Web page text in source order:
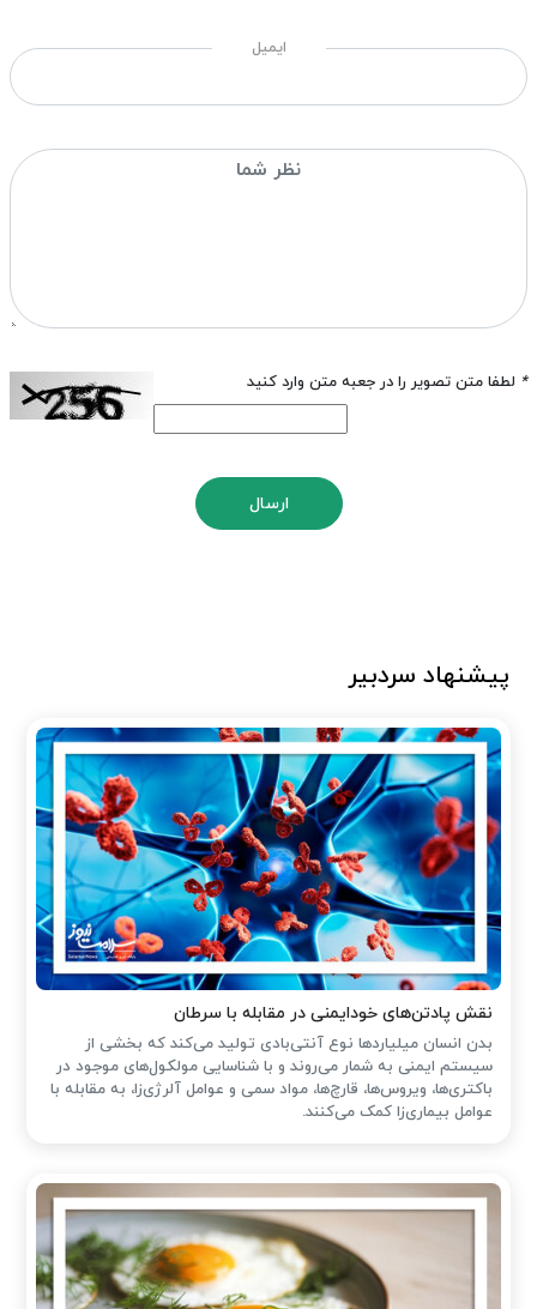
ایمیل
* لطفا متن تصویر را در جعبه متن وارد کنید
ارسال
پیشنهاد سردبیر
نقش پادتن‌های خودایمنی در مقابله با سرطان
بدن انسان میلیاردها نوع آنتی‌بادی تولید می‌کند که بخشی از
سیستم ایمنی به شمار می‌روند و با شناسایی مولکول‌های موجود در
باکتری‌ها، ویروس‌ها، قارچ‌ها، مواد سمی و عوامل آلرژی‌زا، به مقابله با
عوامل بیماری‌زا کمک می‌کنند.